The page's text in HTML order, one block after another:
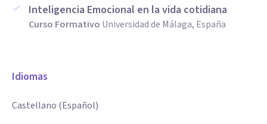
Inteligencia Emocional en la vida cotidiana
Curso Formativo Universidad de Málaga, España
Idiomas
Castellano (Español)